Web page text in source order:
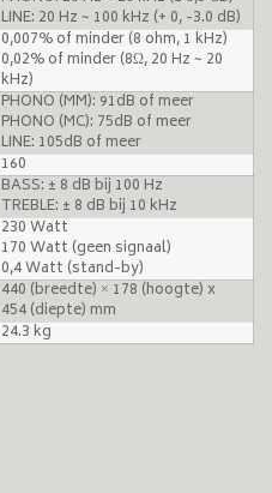
LINE: 20 Hz ~ 100 kHz (+ 0, -3.0 dB)
0,007% of minder (8 ohm, 1 kHz)
0,02% of minder (8Ω, 20 Hz ~ 20
kHz)
PHONO (MM): 91dB of meer
PHONO (MC): 75dB of meer
LINE: 105dB of meer
160
BASS: ± 8 dB bij 100 Hz
TREBLE: ± 8 dB bij 10 kHz
230 Watt
170 Watt (geen signaal)
0,4 Watt (stand-by)
440 (breedte) × 178 (hoogte) x
454 (diepte) mm
24.3 kg